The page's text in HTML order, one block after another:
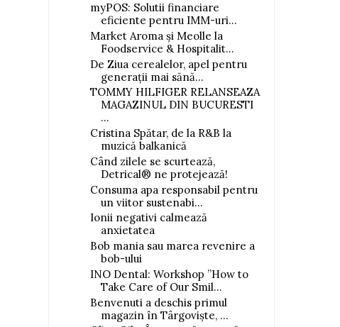
myPOS: Solutii financiare
eficiente pentru IMM-uri...
Market Aroma și Meolle la
Foodservice & Hospitalit...
De Ziua cerealelor, apel pentru
generații mai sănă...
TOMMY HILFIGER RELANSEAZA
MAGAZINUL DIN BUCURESTI
...
Cristina Spătar, de la R&B la
muzică balkanică
Când zilele se scurtează,
Detrical® ne protejează!
Consuma apa responsabil pentru
un viitor sustenabi...
Ionii negativi calmează
anxietatea
Bob mania sau marea revenire a
bob-ului
INO Dental: Workshop ”How to
Take Care of Our Smil...
Benvenuti a deschis primul
magazin în Târgoviște, ...